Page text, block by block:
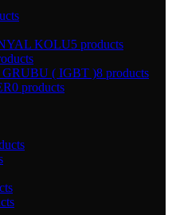
KOLU5 products
( IGBT )8 products
0 products